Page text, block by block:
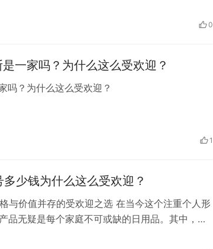
0
一家吗？为什么这么受欢迎？
吗？为什么这么受欢迎？
1
少钱为什么这么受欢迎？
与价值并存的受欢迎之选 在当今这个注重个人形
品无疑是每个家庭不可或缺的日用品。其中，姜